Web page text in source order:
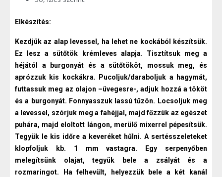
Elkészítés:
Kezdjük az alap levessel, ha lehet ne kockából készítsük.
Ez lesz a sütőtök krémleves alapja. Tisztítsuk meg a
héjától a burgonyát és a sütőtököt, mossuk meg, és
aprózzuk kis kockákra. Pucoljuk/daraboljuk a hagymát,
futtassuk meg az olajon –üvegesre-, adjuk hozzá a tököt
és a burgonyát. Fonnyasszuk lassú tűzön. Locsoljuk meg
a levessel, szórjuk meg a fahéjjal, majd főzzük az egészet
puhára, majd eloltott lángon, merülő mixerrel pépesítsük.
Tegyük le kis időre a keveréket hűlni. A sertésszeleteket
klopfoljuk kb. 1 mm vastagra. Egy serpenyőben
melegítsünk olajat, tegyük bele a zsályát és a
rozmaringot. Ha felhevült, helyezzük bele a két kanál